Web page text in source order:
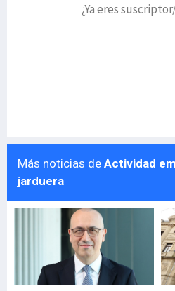
¿Ya eres
Más noticias de Actividad
jarduera